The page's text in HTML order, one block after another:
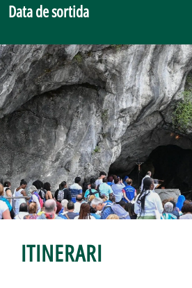
Data de sortida
ITINERARI